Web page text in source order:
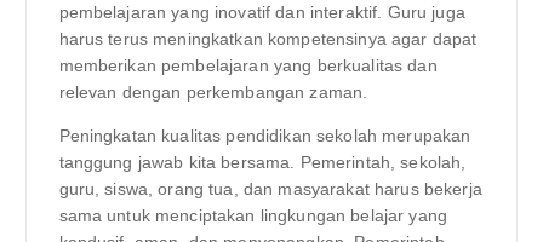
pembelajaran yang inovatif dan interaktif. Guru juga
harus terus meningkatkan kompetensinya agar dapat
memberikan pembelajaran yang berkualitas dan
relevan dengan perkembangan zaman.
Peningkatan kualitas pendidikan sekolah merupakan
tanggung jawab kita bersama. Pemerintah, sekolah,
guru, siswa, orang tua, dan masyarakat harus bekerja
sama untuk menciptakan lingkungan belajar yang